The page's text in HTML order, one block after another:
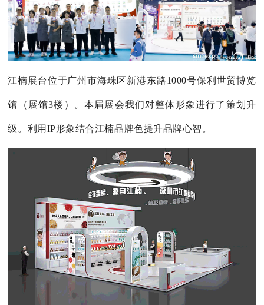
江楠展台位于广州市海珠区新港东路1000号保利世贸博览
馆（展馆3楼） 。本届展会我们对整体形象进行了策划升
级。利用IP形象结合江楠品牌色提升品牌心智。